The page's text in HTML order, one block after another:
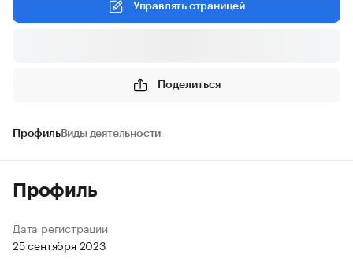
Управлять страницей
Поделиться
ПрофильВиды деятельности
Профиль
Дата регистрации
25 сентября 2023